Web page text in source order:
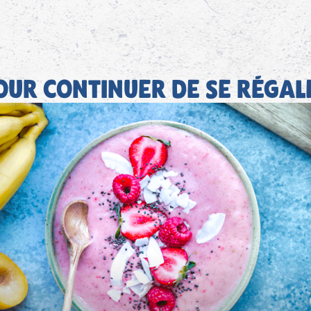
CONTINUER DE SE